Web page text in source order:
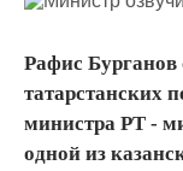
Рафис
татарстанских
министра РТ -
одной из